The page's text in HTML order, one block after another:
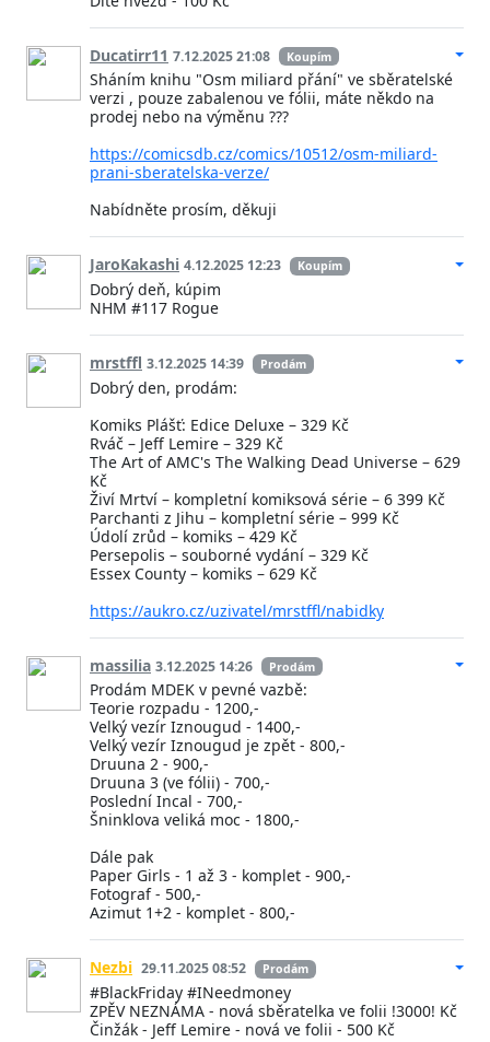
Ducatirr11 7.12.2025 21:08 Koupím
Sháním knihu "Osm miliard přání" ve sběratelské
verzi , pouze zabalenou ve fólii, máte někdo na
prodej nebo na výměnu ???
https://comicsdb.cz/comics/10512/osm-miliard-
prani-sberatelska-verze/
Nabídněte prosím, děkuji
JaroKakashi 4.12.2025 12:23 Koupím
Dobrý deň, kúpim
NHM #117 Rogue
mrstffl 3.12.2025 14:39 Prodám
Dobrý den, prodám:
Komiks Plášť: Edice Deluxe – 329 Kč
Rváč – Jeff Lemire – 329 Kč
The Art of AMC's The Walking Dead Universe – 629
Kč
Živí Mrtví – kompletní komiksová série – 6 399 Kč
Parchanti z Jihu – kompletní série – 999 Kč
Údolí zrůd – komiks – 429 Kč
Persepolis – souborné vydání – 329 Kč
Essex County – komiks – 629 Kč
https://aukro.cz/uzivatel/mrstffl/nabidky
massilia 3.12.2025 14:26 Prodám
Prodám MDEK v pevné vazbě:
Teorie rozpadu - 1200,-
Velký vezír Iznougud - 1400,-
Velký vezír Iznougud je zpět - 800,-
Druuna 2 - 900,-
Druuna 3 (ve fólii) - 700,-
Poslední Incal - 700,-
Šninklova veliká moc - 1800,-
Dále pak
Paper Girls - 1 až 3 - komplet - 900,-
Fotograf - 500,-
Azimut 1+2 - komplet - 800,-
Nezbi 29.11.2025 08:52 Prodám
#BlackFriday #INeedmoney
ZPĚV NEZNÁMA - nová sběratelka ve folii !3000! Kč
Činžák - Jeff Lemire - nová ve folii - 500 Kč